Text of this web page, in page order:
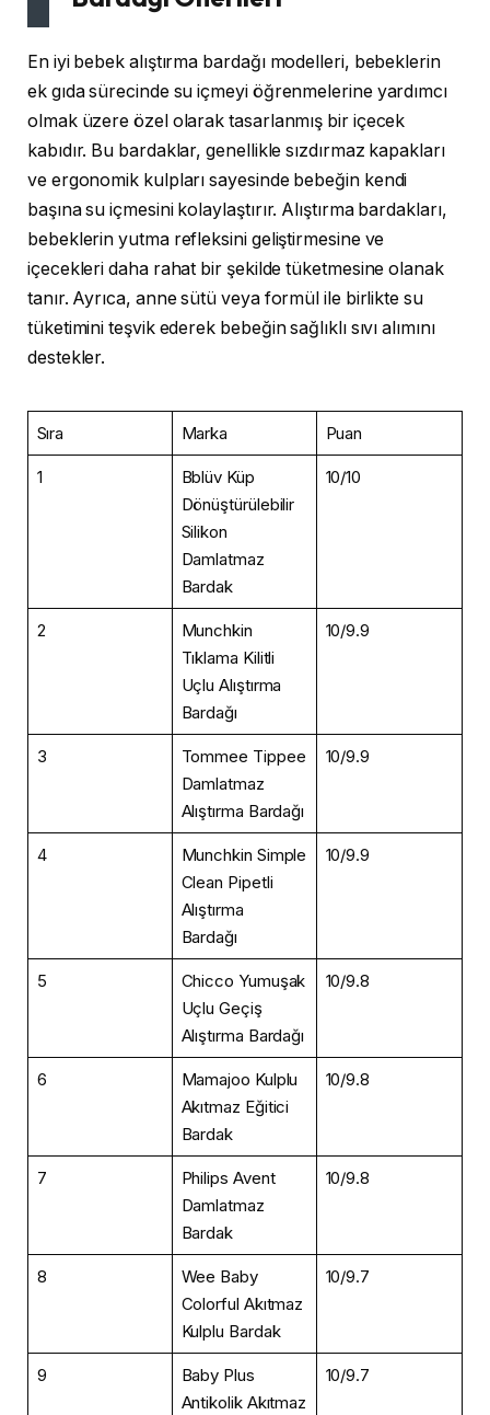
En iyi bebek alıştırma bardağı modelleri, bebeklerin
ek gıda sürecinde su içmeyi öğrenmelerine yardımcı
olmak üzere özel olarak tasarlanmış bir içecek
kabıdır. Bu bardaklar, genellikle sızdırmaz kapakları
ve ergonomik kulpları sayesinde bebeğin kendi
başına su içmesini kolaylaştırır. Alıştırma bardakları,
bebeklerin yutma refleksini geliştirmesine ve
içecekleri daha rahat bir şekilde tüketmesine olanak
tanır. Ayrıca, anne sütü veya formül ile birlikte su
tüketimini teşvik ederek bebeğin sağlıklı sıvı alımını
destekler.
Sıra Marka Puan
1
Bblüv Küp
Dönüştürülebilir
Silikon
Damlatmaz
Bardak
10/10
2
Munchkin
Tıklama Kilitli
Uçlu Alıştırma
Bardağı
10/9.9
3
Tommee Tippee
Damlatmaz
Alıştırma Bardağı
10/9.9
4
Munchkin Simple
Clean Pipetli
Alıştırma
Bardağı
10/9.9
5
Chicco Yumuşak
Uçlu Geçiş
Alıştırma Bardağı
10/9.8
6
Mamajoo Kulplu
Akıtmaz Eğitici
Bardak
10/9.8
7
Philips Avent
Damlatmaz
Bardak
10/9.8
8
Wee Baby
Colorful Akıtmaz
Kulplu Bardak
10/9.7
9
Baby Plus
Antikolik Akıtmaz
10/9.7